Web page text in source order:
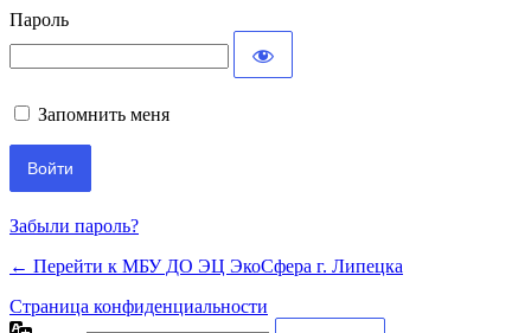
Пароль
Запомнить меня
Забыли пароль?
← Перейти к МБУ ДО ЭЦ ЭкоСфера г. Липецка
Страница конфиденциальности